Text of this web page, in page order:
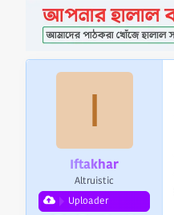
r
t
e
r
I
Iftakhar
Altruistic
Uploader